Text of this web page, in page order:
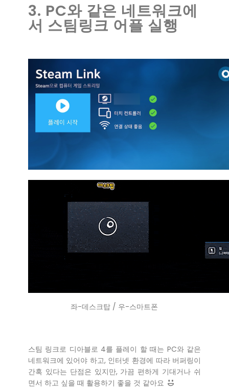
3. PC와 같은 네트워크에
서 스팀링크 어플 실행
좌-데스크탑 / 우-스마트폰
스팀 링크로 디아블로 4를 플레이 할 때는 PC와 같은
네트워크에 있어야 하고, 인터넷 환경에 따라 버퍼링이
간혹 있다는 단점은 있지만, 가끔 편하게 기대거나 쉬
면서 하고 싶을 때 활용하기 좋을 것 같아요